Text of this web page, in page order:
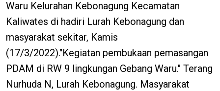
Waru Kelurahan Kebonagung Kecamatan
Kaliwates di hadiri Lurah Kebonagung dan
masyarakat sekitar, Kamis
(17/3/2022)."Kegiatan pembukaan pemasangan
PDAM di RW 9 lingkungan Gebang Waru." Terang
Nurhuda N, Lurah Kebonagung. Masyarakat